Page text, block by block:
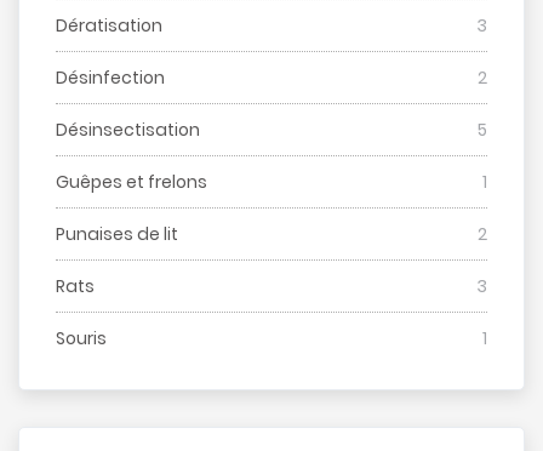
Dératisation 3
Désinfection 2
Désinsectisation 5
Guêpes et frelons 1
Punaises de lit 2
Rats 3
Souris 1